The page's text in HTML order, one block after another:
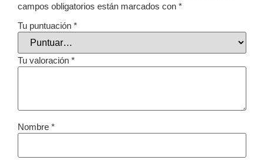
campos obligatorios están marcados con *
Tu puntuación *
Tu valoración *
Nombre *